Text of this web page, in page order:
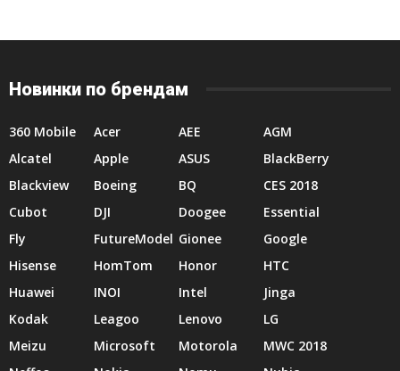
Новинки по брендам
360 Mobile Acer AEE
AGM
Alcatel
Apple ASUS
BlackBerry
Blackview
Boeing BQ
CES 2018
Cubot
DJI Doogee
Essential
Fly
FutureModel Gionee
Google
Hisense
HomTom Honor
HTC
Huawei
INOI Intel
Jinga
Kodak
Leagoo Lenovo
LG
Meizu
Microsoft Motorola
MWC 2018